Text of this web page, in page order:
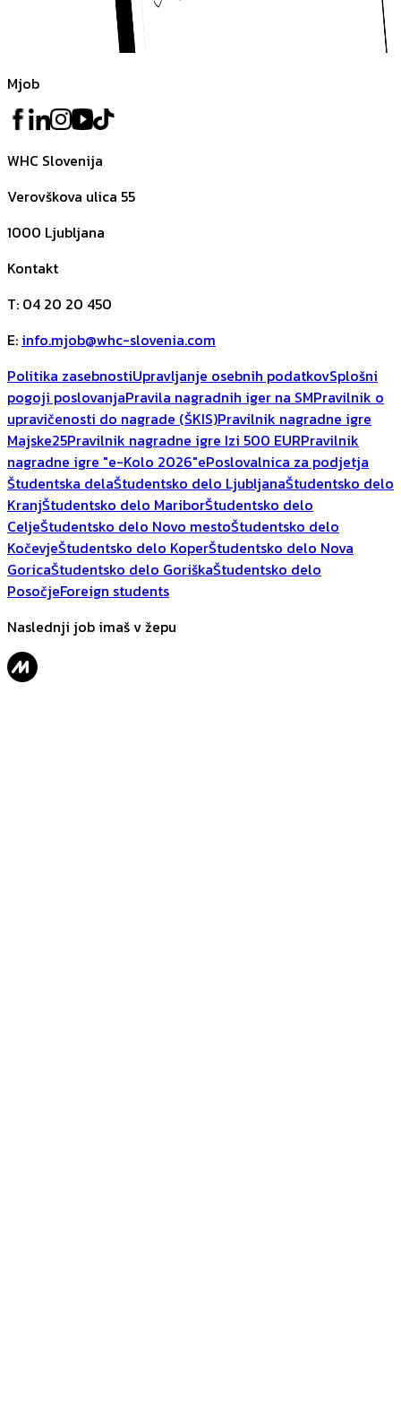
Mjob
WHC Slovenija
Verovškova ulica 55
1000 Ljubljana
Kontakt
T: 04 20 20 450
E: info.mjob@whc-slovenia.com
Politika zasebnostiUpravljanje osebnih podatkovSplošni
pogoji poslovanjaPravila nagradnih iger na SMPravilnik o
upravičenosti do nagrade (ŠKIS)Pravilnik nagradne igre
Majske25Pravilnik nagradne igre Izi 500 EURPravilnik
nagradne igre "e-Kolo 2026"ePoslovalnica za podjetja
Študentska delaŠtudentsko delo LjubljanaŠtudentsko delo
KranjŠtudentsko delo MariborŠtudentsko delo
CeljeŠtudentsko delo Novo mestoŠtudentsko delo
KočevjeŠtudentsko delo KoperŠtudentsko delo Nova
GoricaŠtudentsko delo GoriškaŠtudentsko delo
PosočjeForeign students
Naslednji job imaš v žepu